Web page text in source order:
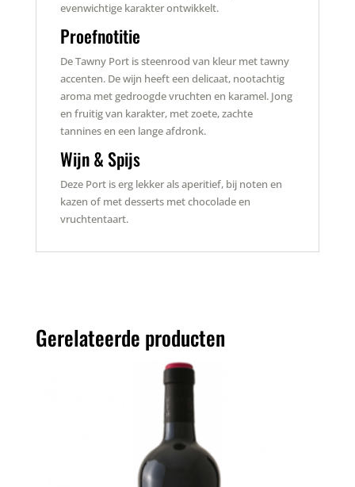
evenwichtige karakter ontwikkelt.
Proefnotitie
De Tawny Port is steenrood van kleur met tawny
accenten. De wijn heeft een delicaat, nootachtig
aroma met gedroogde vruchten en karamel. Jong
en fruitig van karakter, met zoete, zachte
tannines en een lange afdronk.
Wijn & Spijs
Deze Port is erg lekker als aperitief, bij noten en
kazen of met desserts met chocolade en
vruchtentaart.
Gerelateerde producten